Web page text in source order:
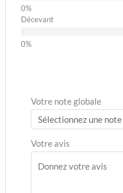
Décevant
Votre note globale
Votre avis